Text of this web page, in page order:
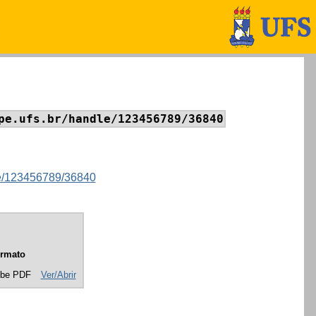
handle/123456789/36840
123456789/36840
PDF Ver/Abrir